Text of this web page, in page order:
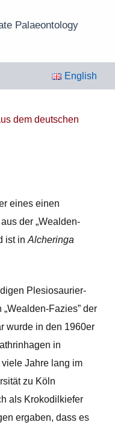
Palaeontology
English
dem deutschen
eines einen
der „Wealden-
ist in Alcheringa
Plesiosaurier-
Fazies” der
wurde in den 1960er
in
Jahre lang im
zu Köln
als Krokodilkiefer
ergaben, dass es